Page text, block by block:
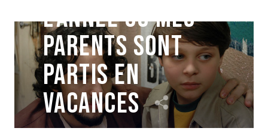
L’Année où mes
parents sont
partis en
vacances